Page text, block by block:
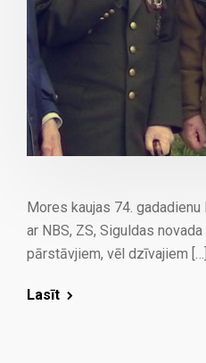
Mores kaujas 74.
ar NBS, ZS, Siguldas
pārstāvjiem, vēl dzīvajiem […]
Lasīt